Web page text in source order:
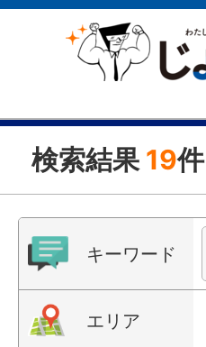
検索結果 19件
キーワード
エリア